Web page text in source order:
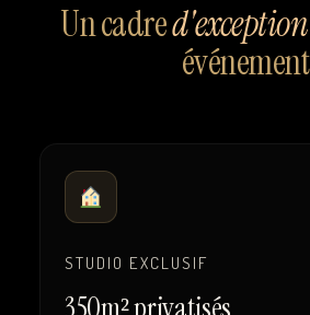
Un cadred'exception
événement
STUDIO EXCLUSIF